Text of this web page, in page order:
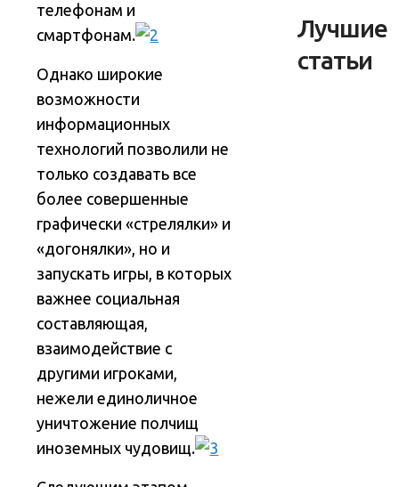
телефонам и
смартфонам.
Однако широкие
возможности
информационных
технологий позволили не
только создавать все
более совершенные
графически «стрелялки» и
«догонялки», но и
запускать игры, в которых
важнее социальная
составляющая,
взаимодействие с
другими игроками,
нежели единоличное
уничтожение полчищ
иноземных чудовищ.
Лучшие
статьи